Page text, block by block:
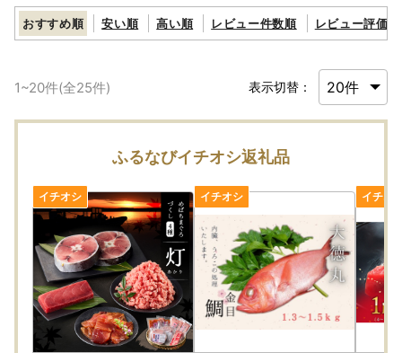
◆返礼品の配送とワンストップ申請について◆
・三浦市に寄附をしていただいた方を対象に、返礼品をお送
りします。
（三浦市内にお住まいの方には返礼品はお送りしていませ
ん。予めご了承ください。）
・寄附の入金確認後、2か月以内に発送いたします。
※発送の目安は、それぞれの返礼品ページでご確認をお願い
いたします。 季節限定や、「○ヶ月待ち」となっているも
のにつきましては、返礼品ページに記載の時期の発送となり
■寄附受領証明書の発送時期について
寄附金受領証明書・ワンストップ特例申請書類(要望された
方のみ)につきましては、
ご寄附をいただきました後2週間程度で返礼品とは別送にて
おすすめ順 安い順 高い順 レビュー件数順 レビュー評価順
1~20件(全25件) 表示切替：
ふるなびイチオシ返礼品